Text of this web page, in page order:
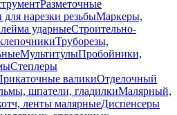
Разметочные
нарезки резьбыМаркеры,
ударныеСтроительно-
Труборезы,
МультитулыПробойники,
Степлеры
валикиОтделочный
шпатели, гладилкиМалярный,
ленты малярныеДиспенсеры